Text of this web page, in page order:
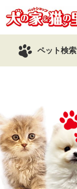
ペット検索